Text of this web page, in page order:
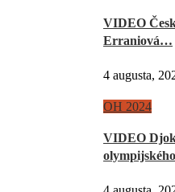
VIDEO
Erraniová…
4 augusta,
OH 2024
VIDEO